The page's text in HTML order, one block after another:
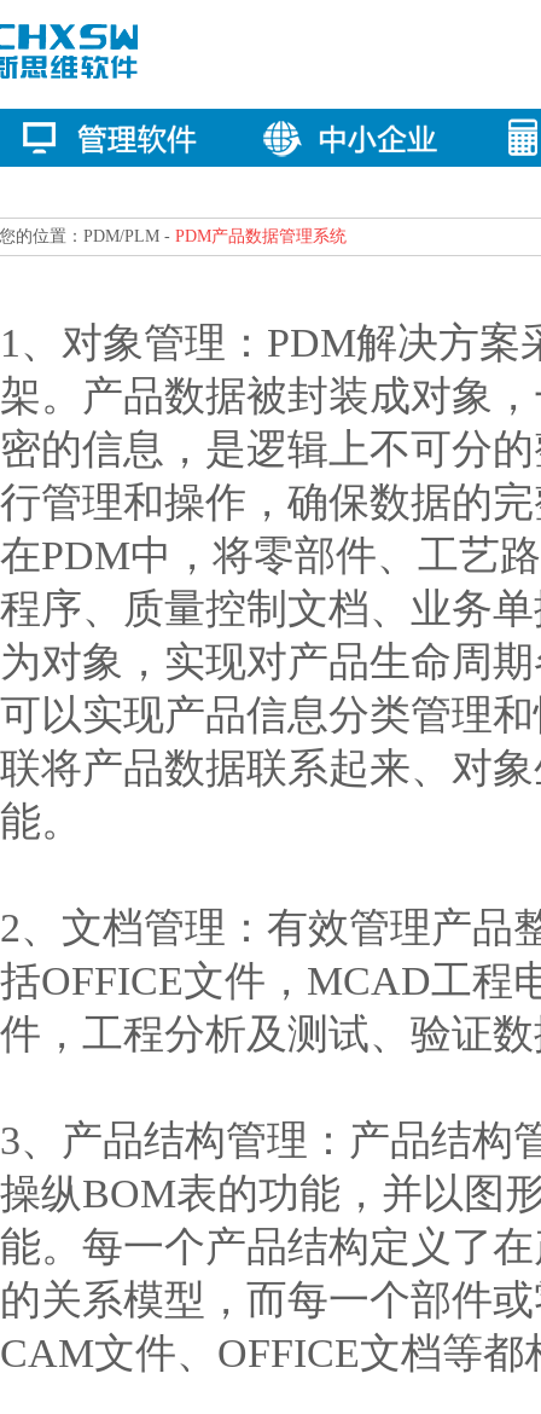
的位置：PDM/PLM - PDM产品数据管理系统
1、对象管理：PDM解决方
架。产品数据被封装成对象
密的信息，是逻辑上不可分
行管理和操作，确保数据的
在PDM中，将零部件、工艺
程序、质量控制文档、业务
为对象，实现对产品生命周
可以实现产品信息分类管理
联将产品数据联系起来、对
能。
2、文档管理：有效管理产品
括OFFICE文件，MCAD工程
件，工程分析及测试、验证
3、产品结构管理：产品结构
操纵BOM表的功能，并以图
能。每一个产品结构定义了
的关系模型，而每一个部件
CAM文件、OFFICE文档等都